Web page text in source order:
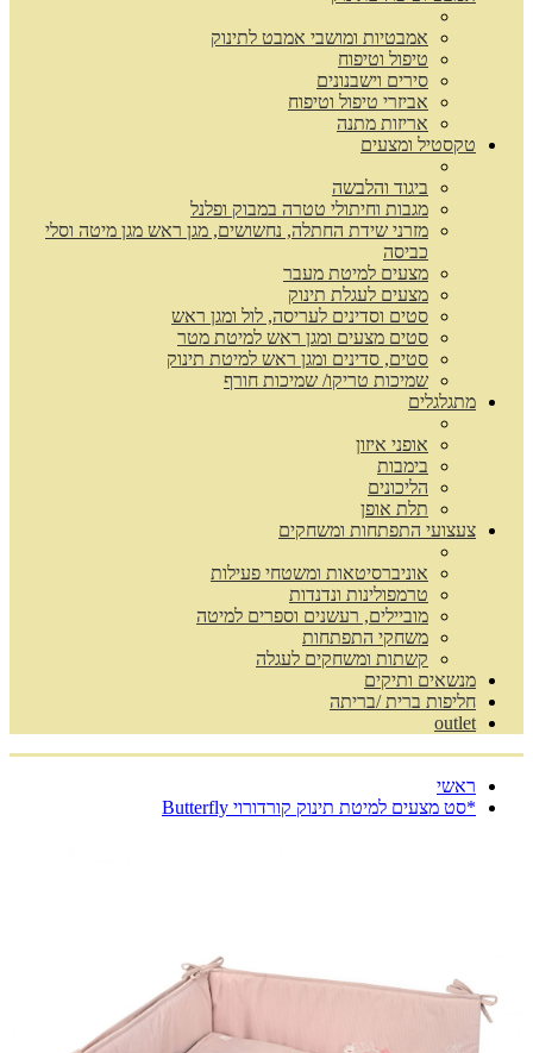
אמבטיות ומושבי אמבט לתינוק
טיפול וטיפוח
סירים וישבנונים
אביזרי טיפול וטיפוח
אריזות מתנה
טקסטיל ומצעים
ביגוד והלבשה
מגבות וחיתולי טטרה במבוק ופלנל
מזרני שידת החתלה, נחשושים, מגן ראש מגן מיטה וסלי
כביסה
מצעים למיטת מעבר
מצעים לעגלת תינוק
סטים וסדינים לעריסה, לול ומגן ראש
סטים מצעים ומגן ראש למיטת מטר
סטים, סדינים ומגן ראש למיטת תינוק
שמיכות טריקו/ שמיכות חורף
מתגלגלים
אופני איזון
בימבות
הליכונים
תלת אופן
צעצועי התפתחות ומשחקים
אוניברסיטאות ומשטחי פעילות
טרמפולינות ונדנדות
מוביילים, רעשנים וספרים למיטה
משחקי התפתחות
קשתות ומשחקים לעגלה
מנשאים ותיקים
חליפות ברית /בריתה
outlet
ראשי
*סט מצעים למיטת תינוק קורדורוי Butterfly